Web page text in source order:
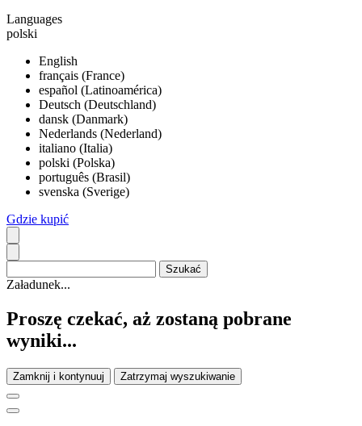
Languages
polski
English
français (France)
español (Latinoamérica)
Deutsch (Deutschland)
dansk (Danmark)
Nederlands (Nederland)
italiano (Italia)
polski (Polska)
português (Brasil)
svenska (Sverige)
Gdzie kupić
Załadunek...
Proszę czekać, aż zostaną pobrane
wyniki...
Zamknij i kontynuuj Zatrzymaj wyszukiwanie